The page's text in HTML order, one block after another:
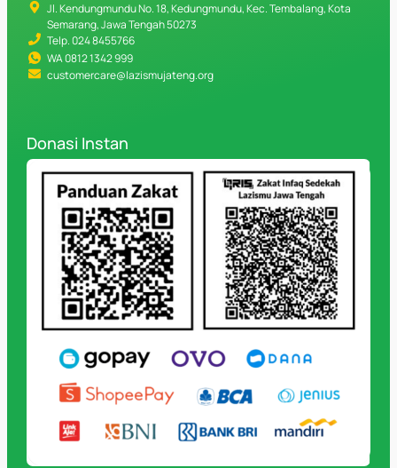
Jl. Kendungmundu No. 18, Kedungmundu, Kec. Tembalang, Kota
Semarang, Jawa Tengah 50273
Telp. 024 8455766
WA 0812 1342 999
customercare@lazismujateng.org
Donasi Instan